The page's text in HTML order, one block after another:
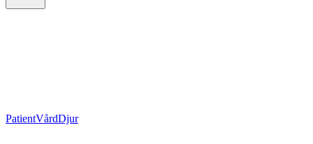
PatientVårdDjur